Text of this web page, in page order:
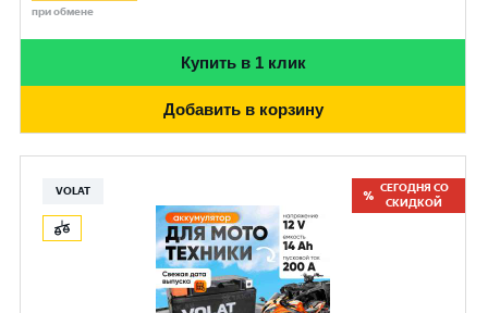
при обмене
Купить в 1 клик
Добавить в корзину
VOLAT
СЕГОДНЯ СО
СКИДКОЙ